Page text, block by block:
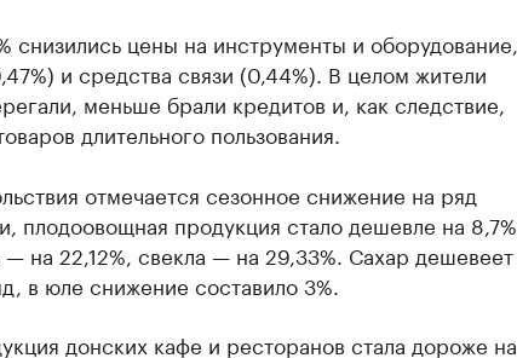
снизились цены на инструменты и оборудование,
и средства связи (0,44%). В целом жители
меньше брали кредитов и, как следствие,
длительного пользования.
отмечается сезонное снижение на ряд
плодоовощная продукция стало дешевле на 8,7%,
на 22,12%, свекла — на 29,33%. Сахар дешевеет
в юле снижение составило 3%.
донских кафе и ресторанов стала дороже на